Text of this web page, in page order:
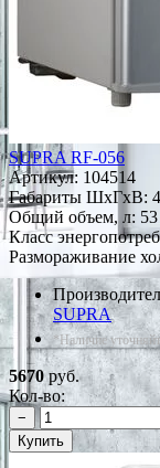
SUPRA RF-056
Артикул: 104514
Габариты ШxГxВ:
Общий объем, л: 53
Класс
Размораживание
SUPRA
*Наличие
5670руб.
Кол-во:
−
Купить